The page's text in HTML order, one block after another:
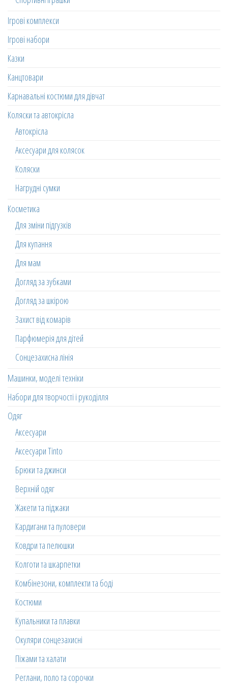
Ігрові комплекси
Ігрові набори
Казки
Канцтовари
Карнавальні костюми для дівчат
Коляски та автокрісла
Автокрісла
Аксесуари для колясок
Коляски
Нагрудні сумки
Косметика
Для зміни підгузків
Для купання
Для мам
Догляд за зубками
Догляд за шкірою
Захист від комарів
Парфюмерія для дітей
Сонцезахисна лінія
Машинки, моделі техніки
Набори для творчості і рукоділля
Одяг
Аксесуари
Аксесуари Tinto
Брюки та джинси
Верхній одяг
Жакети та піджаки
Кардигани та пуловери
Ковдри та пелюшки
Колготи та шкарпетки
Комбінезони, комплекти та боді
Костюми
Купальники та плавки
Окуляри сонцезахисні
Піжами та халати
Реглани, поло та сорочки